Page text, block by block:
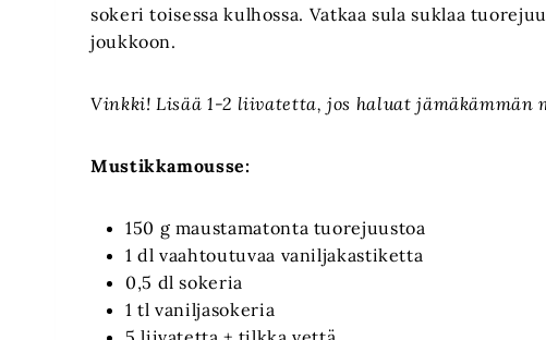
sokeri toisessa kulhossa. Vatkaa sula suklaa
joukkoon.
Vinkki! Lisää 1-2 liivatetta, jos haluat jämäkämmän
Mustikkamousse:
150 g maustamatonta tuorejuustoa
1 dl vaahtoutuvaa vaniljakastiketta
0,5 dl sokeria
1 tl vaniljasokeria